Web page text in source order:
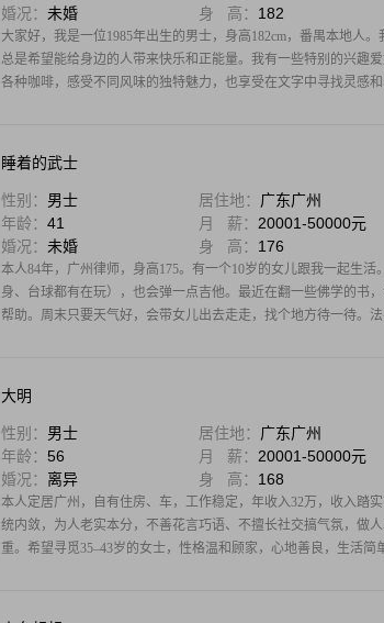
婚况： 未婚 身 高： 182
大家好，我是一位1985年出生的男士，身高182cm，番禺本地人
总是希望能给身边的人带来快乐和正能量。我有一些特别的兴趣
各种咖啡，感受不同风味的独特魅力，也享受在文字中寻找灵感
睡着的武士
性别： 男士 居住地： 广东广州
年龄： 41 月 薪： 20001-50000元
婚况： 未婚 身 高： 176
本人84年，广州律师，身高175。有一个10岁的女儿跟我一起生
身、台球都有在玩），也会弹一点吉他。最近在翻一些佛学的书
帮助。周末只要天气好，会带女儿出去走走，找个地方待一待。
大明
性别： 男士 居住地： 广东广州
年龄： 56 月 薪： 20001-50000元
婚况： 离异 身 高： 168
本人定居广州，自有住房、车，工作稳定，年收入32万，收入踏
统内敛，为人老实本分，不善花言巧语、不擅长社交搞气氛，做
重。希望寻觅35–43岁的女士，性格温和顾家，心地善良，生活